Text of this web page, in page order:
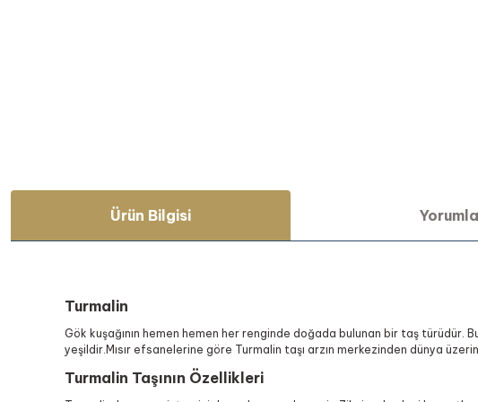
Ürün Bilgisi
Turmalin
Gök kuşağının hemen hemen her renginde doğada bulunan bir taş türüdür.
yeşildir.Mısır efsanelerine göre Turmalin taşı arzın merkezinden dünya
Turmalin Taşının Özellikleri